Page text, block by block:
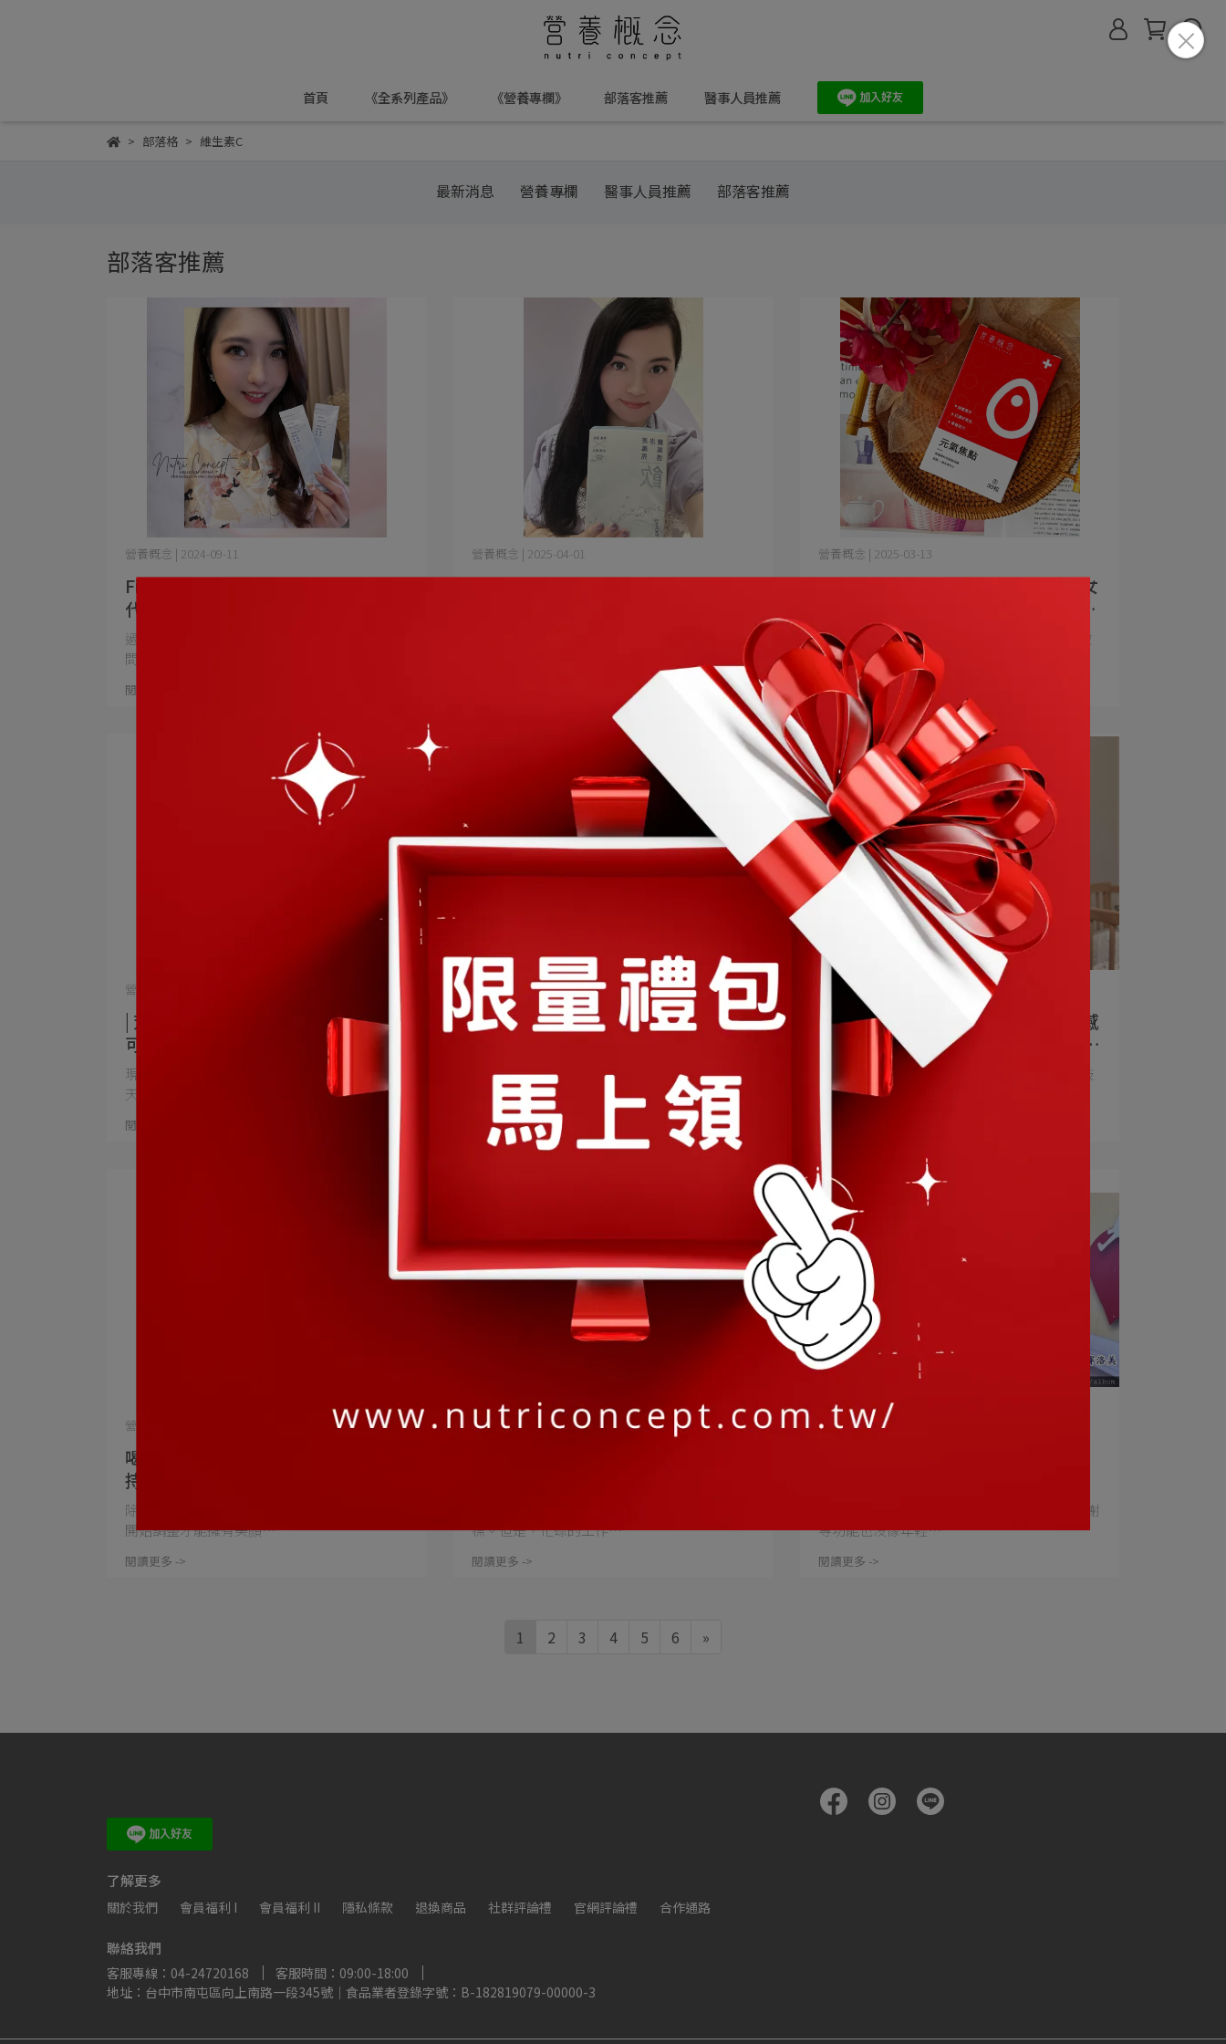
首頁 《全系列產品》 《營養專欄》 部落客推薦 醫事人員推薦
部落格 維生素C
最新消息 營養專欄 醫事人員推薦 部落客推薦
部落客推薦
Fiber Up賽洛美高纖透亮飲 升級進化
代謝順暢更有感，養顏美容的同時還
能幫消化道打好基礎，給予全方位守
護！
營養概念 | 2024-09-11
過了25+的黃金期，又長期作息不規律，讓暗沉
問題找上門，氣色⋯
閱讀更多 ->
| 焗烤白玉 | 賽洛美高纖透亮飲兼顧內
營養概念 | 2025-04-01
每天早上,你是不是也和我一樣 起床後先被一堆
| 閑來做做 | 每日兩顆元氣焦點，讓女
孩可以輕鬆許多，不再覺得像被掏空
一樣
營養概念 | 2025-03-13
容易感到冰冷、或是忙了一天累了就想躲進被
窩休息、平常又愛晚睡⋯
閱讀更多 ->
| 芳將 | 一天只要一粒活力焦點， 就
可以有滿滿的精神來對抗接踵而來的
工作、家事
營養概念 | 2025-03-03
現代人真的超級忙碌， 家庭、生活、工作， 每
天就像轉個不⋯
閱讀更多 ->
| 芳將 | 想要當個氣色紅潤的元氣女孩
營養概念 | 2025-02-24
想要當個氣色紅潤的元氣女孩嗎？ 一起來實行
一天一粒 紅潤計⋯
閱讀更多 ->
視野焦點葉黃素｜3C族追劇必備有感
的葉黃素膠囊分享 保護靈魂之窗的好
營養概念 | 2024-09-23
一整天盯著手機螢幕，真的累爆了～ 隨著科技
越來越發達，⋯
閱讀更多 ->
喝的保養品 - 賽洛美高纖透亮飲，維
持健康代謝還能喝出好氣色
營養概念 | 2024-09-11
除了外在保養內在保養也非常重要，由裡到外
開始調整才能擁有美顏⋯
閱讀更多 ->
再進化！
營養概念 | 2024-09-10
標。但是，忙碌的工作⋯
閱讀更多 ->
營養概念 | 2024-09-10
生活中一忙碌起來,又加上年齡的關係,新陳代謝
等功能也沒像年輕⋯
閱讀更多 ->
1 2 3 4 5 6 »
了解更多
關於我們 會員福利 I 會員福利 II 隱私條款 退換商品 社群評論禮 官網評論禮 合作通路
聯絡我們
客服專線：04-24720168
客服時間：09:00-18:00
地址：台中市南屯區向上南路一段345號｜食品業者登錄字號：B-182819079-00000-3